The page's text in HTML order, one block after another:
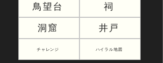
鳥望台
祠
洞窟
井戸
チャレンジ ハイラル地図